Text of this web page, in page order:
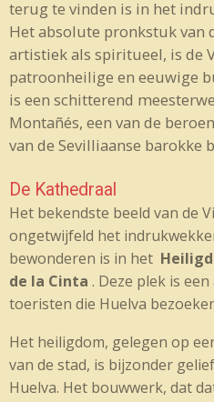
terug te vinden is in het
Het absolute pronkstuk van
artistiek als spiritueel, is de
patroonheilige en eeuwige
is een schitterend
Montañés, een van de
van de Sevilliaanse barokke
De Kathedraal
Het bekendste beeld van de
ongetwijfeld het
bewonderen is in het
de la Cinta . Deze plek is
toeristen die Huelva
Het heiligdom, gelegen op
van de stad, is bijzonder
Huelva. Het bouwwerk, dat